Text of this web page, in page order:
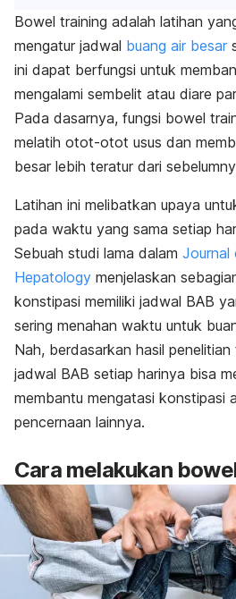
Bowel training adalah latihan
mengatur jadwal buang air besar
ini dapat berfungsi untuk
mengalami sembelit atau diare
Pada dasarnya, fungsi bowel
melatih otot-otot usus dan
besar lebih teratur dari
Latihan ini melibatkan upaya
pada waktu yang sama setiap
Sebuah studi lama dalam Journal
Hepatology menjelaskan
konstipasi memiliki jadwal BAB
sering menahan waktu untuk
Nah, berdasarkan hasil
jadwal BAB setiap harinya bisa
membantu mengatasi konstipasi
pencernaan lainnya.
Cara melakukan